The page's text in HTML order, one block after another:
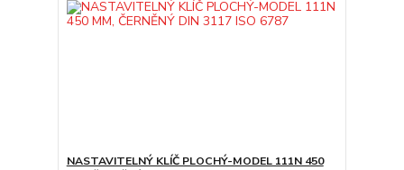
NASTAVITELNÝ KLÍČ PLOCHÝ-MODEL 111N 450